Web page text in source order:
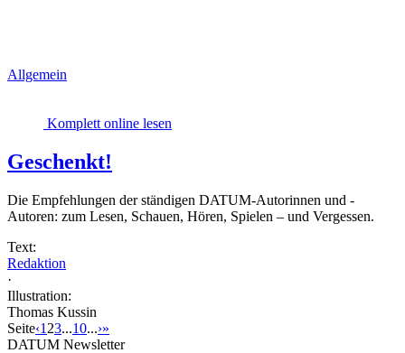
Allgemein
Komplett online lesen
Geschenkt!
Die Empfehlungen der ständigen DATUM-Autorinnen und -
Autoren: zum Lesen, Schauen, Hören, Spielen – und Vergessen.
Text:
Redaktion
·
Illustration:
Thomas Kussin
Seite‹1 23...10...›»
DATUM Newsletter